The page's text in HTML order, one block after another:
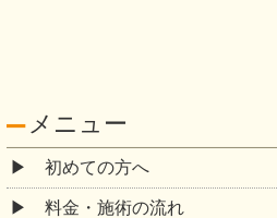
メニュー
初めての方へ
料金・施術の流れ